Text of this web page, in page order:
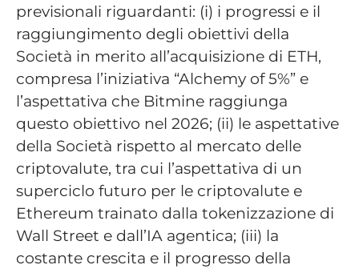
previsionali riguardanti: (i) i progressi e il
raggiungimento degli obiettivi della
Società in merito all’acquisizione di ETH,
compresa l’iniziativa “Alchemy of 5%” e
l’aspettativa che Bitmine raggiunga
questo obiettivo nel 2026; (ii) le aspettative
della Società rispetto al mercato delle
criptovalute, tra cui l’aspettativa di un
superciclo futuro per le criptovalute e
Ethereum trainato dalla tokenizzazione di
Wall Street e dall’IA agentica; (iii) la
costante crescita e il progresso della